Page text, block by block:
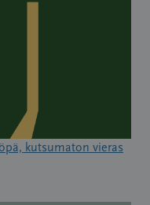
kutsumaton vieras